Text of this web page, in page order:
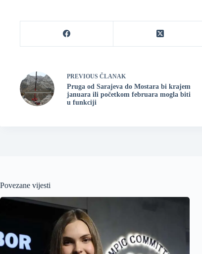
PREVIOUS ČLANAK
Pruga od Sarajeva do Mostara bi krajem
januara ili početkom februara mogla biti
u funkciji
Povezane vijesti